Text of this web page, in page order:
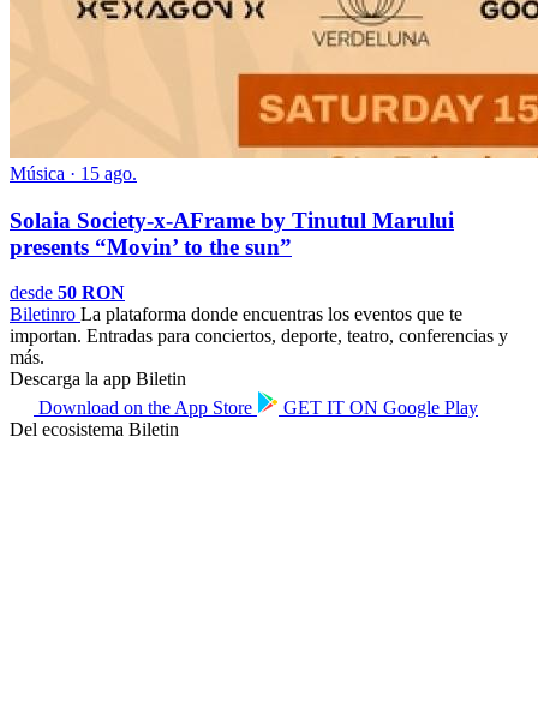
Música · 15 ago.
Solaia Society-x-AFrame by Tinutul Marului
presents “Movin’ to the sun”
desde 50 RON
Biletinro La plataforma donde encuentras los eventos que te
importan. Entradas para conciertos, deporte, teatro, conferencias y
más.
Descarga la app Biletin
Download on the App Store GET IT ON Google Play
Del ecosistema Biletin